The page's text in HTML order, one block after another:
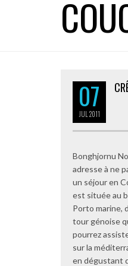
07
JUL 2011
Bonghjornu
adresse à ne
un séjour en
est située au
Porto marine,
tour génoise
pourrez
sur la
en dégustant